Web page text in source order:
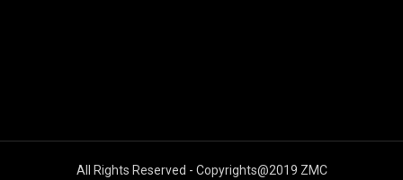
All Rights Reserved - Copyrights@2019 ZMC